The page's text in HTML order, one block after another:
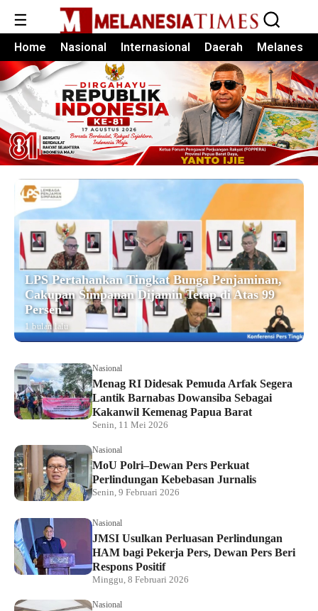
☰
Home Nasional Internasional Daerah Melanesia
LPS Pertahankan Tingkat Bunga Penjaminan,
Cakupan Simpanan Dijamin Tetap di Atas 99
Persen
1 bulan lalu
Nasional
Menag RI Didesak Pemuda Arfak Segera
Lantik Barnabas Dowansiba Sebagai
Kakanwil Kemenag Papua Barat
Senin, 11 Mei 2026
Nasional
MoU Polri–Dewan Pers Perkuat
Perlindungan Kebebasan Jurnalis
Senin, 9 Februari 2026
Nasional
JMSI Usulkan Perluasan Perlindungan
HAM bagi Pekerja Pers, Dewan Pers Beri
Respons Positif
Minggu, 8 Februari 2026
Nasional